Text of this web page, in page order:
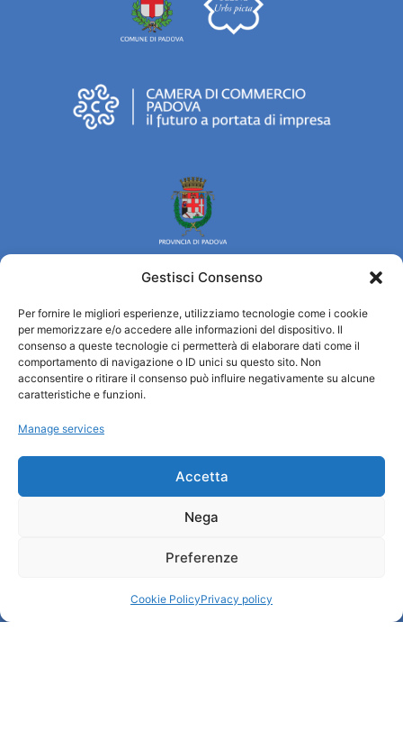
Gestisci Consenso
Per fornire le migliori esperienze, utilizziamo tecnologie come i cookie
per memorizzare e/o accedere alle informazioni del dispositivo. Il
consenso a queste tecnologie ci permetterà di elaborare dati come il
comportamento di navigazione o ID unici su questo sito. Non
acconsentire o ritirare il consenso può influire negativamente su alcune
caratteristiche e funzioni.
Manage services
Accetta
Nega
Preferenze
Cookie PolicyPrivacy policy
Turismo Padova
Qui sommes-nous ?
Information et accueil des tourist / IAT
Cookie Policy (UE)